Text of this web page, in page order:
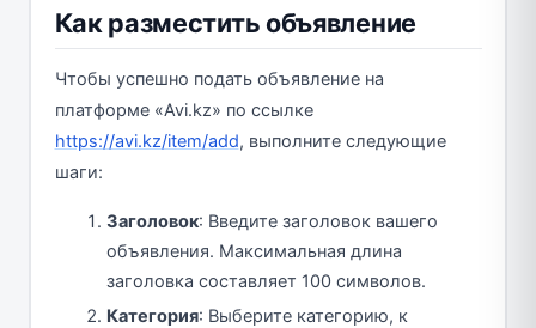
Как разместить объявление
Чтобы успешно подать объявление на
платформе «Avi.kz» по ссылке
https://avi.kz/item/add, выполните следующие
шаги:
Заголовок: Введите заголовок вашего
объявления. Максимальная длина
заголовка составляет 100 символов.
Категория: Выберите категорию, к